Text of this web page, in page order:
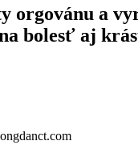
orgovánu a
bolesť aj